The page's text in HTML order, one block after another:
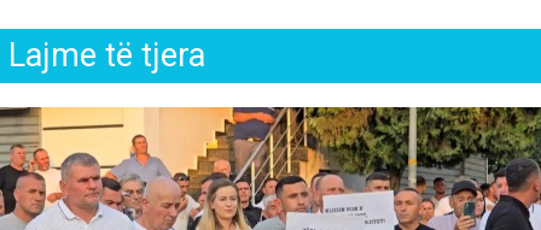
Lajme të tjera